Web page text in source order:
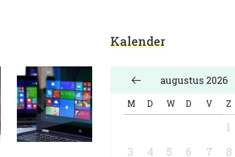
Kalender
augustus 2026
M D W D V Z
1
3
4 5 6 7 8